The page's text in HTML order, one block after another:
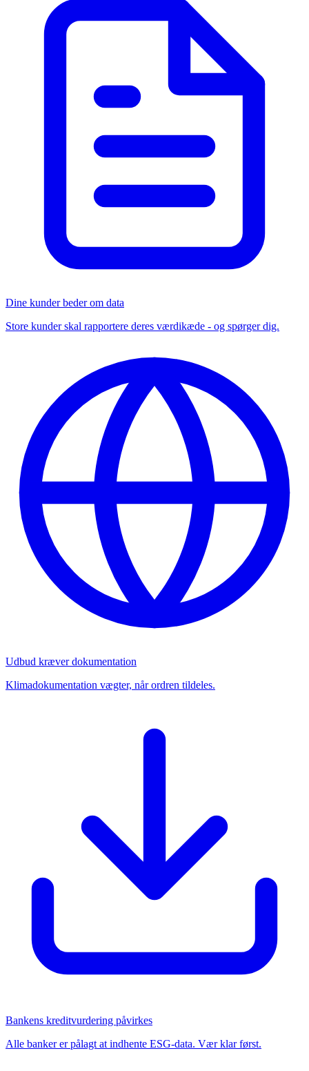
Dine kunder beder om data
Store kunder skal rapportere deres værdikæde - og spørger dig.
Udbud kræver dokumentation
Klimadokumentation vægter, når ordren tildeles.
Bankens kreditvurdering påvirkes
Alle banker er pålagt at indhente ESG-data. Vær klar først.